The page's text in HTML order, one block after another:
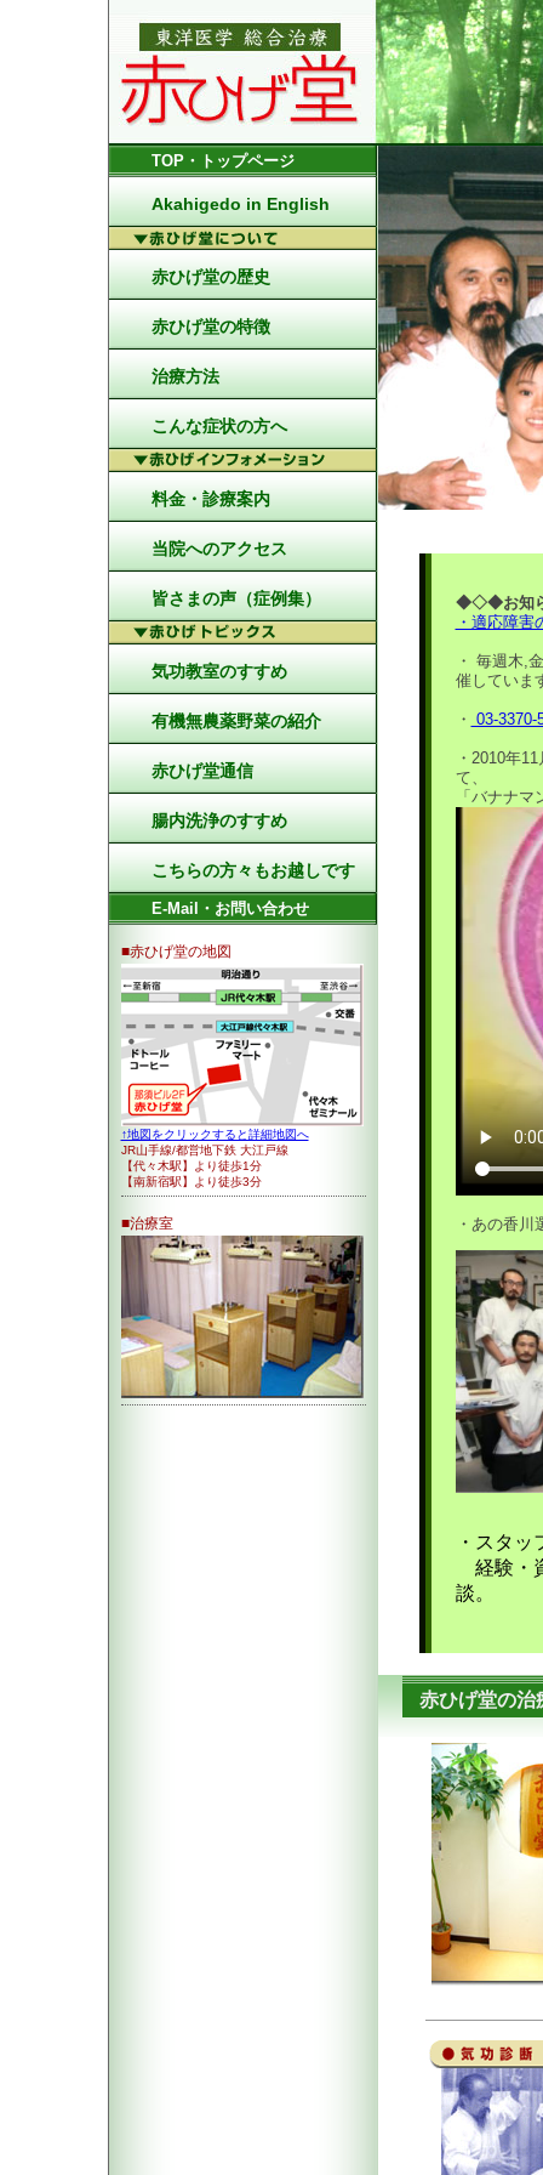
TOP・トップページ
Akahigedo in English
赤ひげ堂の歴史
赤ひげ堂の特徴
治療方法
こんな症状の方へ
料金・診療案内
当院へのアクセス
皆さまの声（症例集）
気功教室のすすめ
有機無農薬野菜の紹介
赤ひげ堂通信
腸内洗浄のすすめ
こちらの方々もお越しです
E-Mail・お問い合わせ
■赤ひげ堂の地図
↑地図をクリックすると詳細地図へ
JR山手線/都営地下鉄 大江戸線
【代々木駅】より徒歩1分
【南新宿駅】より徒歩3分
■治療室
◆◇◆お知
・適応障害
・ 毎週木,
催していま
・ 03-3370-
・2010年
て、
「バナナ
・あの香
・スタ
経験・
談。
赤ひげ堂の治